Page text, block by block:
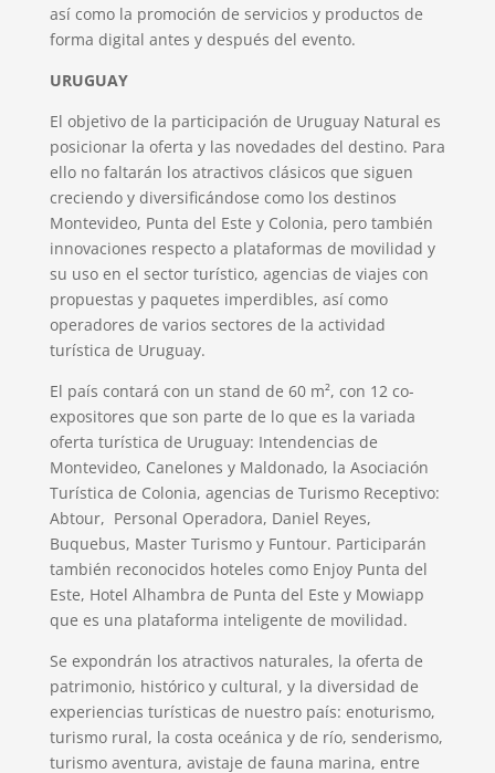
así como la promoción de servicios y productos de
forma digital antes y después del evento.
URUGUAY
El objetivo de la participación de Uruguay Natural es
posicionar la oferta y las novedades del destino. Para
ello no faltarán los atractivos clásicos que siguen
creciendo y diversificándose como los destinos
Montevideo, Punta del Este y Colonia, pero también
innovaciones respecto a plataformas de movilidad y
su uso en el sector turístico, agencias de viajes con
propuestas y paquetes imperdibles, así como
operadores de varios sectores de la actividad
turística de Uruguay.
El país contará con un stand de 60 m², con 12 co-
expositores que son parte de lo que es la variada
oferta turística de Uruguay: Intendencias de
Montevideo, Canelones y Maldonado, la Asociación
Turística de Colonia, agencias de Turismo Receptivo:
Abtour, Personal Operadora, Daniel Reyes,
Buquebus, Master Turismo y Funtour. Participarán
también reconocidos hoteles como Enjoy Punta del
Este, Hotel Alhambra de Punta del Este y Mowiapp
que es una plataforma inteligente de movilidad.
Se expondrán los atractivos naturales, la oferta de
patrimonio, histórico y cultural, y la diversidad de
experiencias turísticas de nuestro país: enoturismo,
turismo rural, la costa oceánica y de río, senderismo,
turismo aventura, avistaje de fauna marina, entre